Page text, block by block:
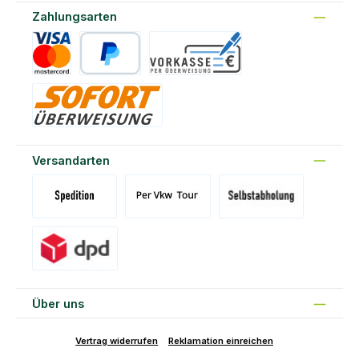
Zahlungsarten
Versandarten
Über uns
Vertrag widerrufen Reklamation einreichen